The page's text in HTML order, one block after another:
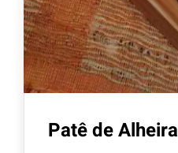
Patê de Alheira